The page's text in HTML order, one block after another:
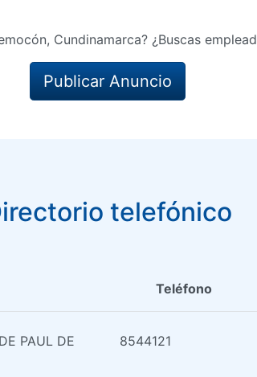
Cundinamarca? ¿Buscas
Publicar Anuncio
telefónico
Teléfono
PAUL DE
8544121